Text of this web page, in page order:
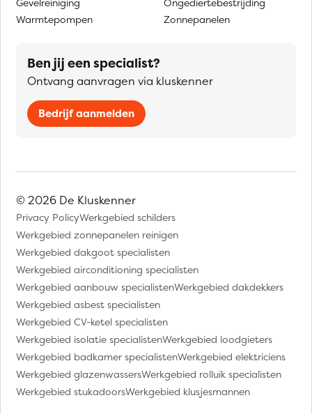
Warmtepompen
Zonnepanelen
Ben jij een specialist?
Ontvang aanvragen via kluskenner
Bedrijf aanmelden
© 2026 De Kluskenner
Privacy PolicyWerkgebied schilders
Werkgebied zonnepanelen reinigen
Werkgebied dakgoot specialisten
Werkgebied airconditioning specialisten
Werkgebied aanbouw specialistenWerkgebied dakdekkers
Werkgebied asbest specialisten
Werkgebied CV-ketel specialisten
Werkgebied isolatie specialistenWerkgebied loodgieters
Werkgebied badkamer specialistenWerkgebied elektriciens
Werkgebied glazenwassersWerkgebied rolluik specialisten
Werkgebied stukadoorsWerkgebied klusjesmannen